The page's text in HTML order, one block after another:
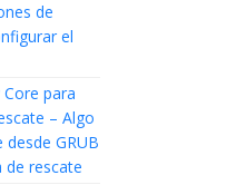
de
el
para
– Algo
desde GRUB
rescate